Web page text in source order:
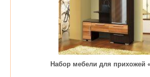
Набор мебели для прихожей